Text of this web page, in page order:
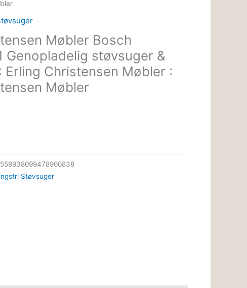
Møbler Bosch
Genopladelig støvsuger &
Erling Christensen Møbler :
Møbler
Støvsuger